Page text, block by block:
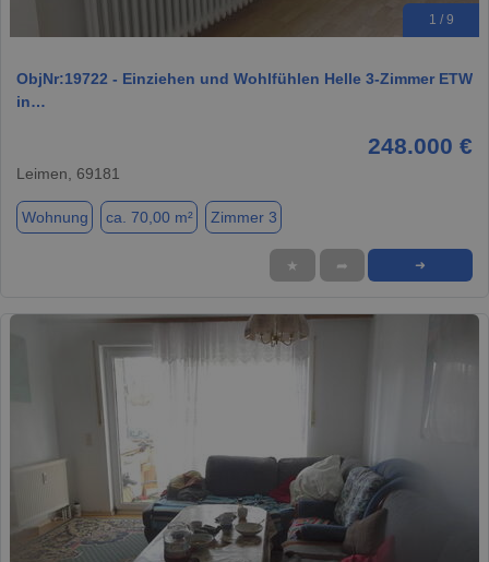
1 / 9
ObjNr:19722 - Einziehen und Wohlfühlen Helle 3-Zimmer ETW
in…
248.000 €
Leimen, 69181
Wohnung ca. 70,00 m² Zimmer 3
★ ➦ ➜